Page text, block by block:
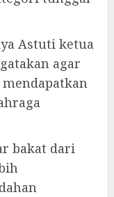
Astuti ketua
agar
bakat dari